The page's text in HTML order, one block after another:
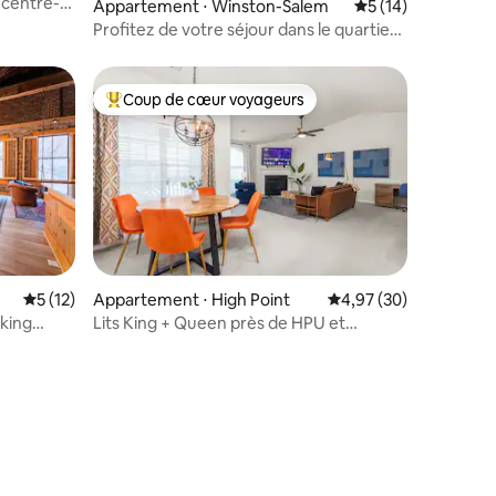
Appartement ⋅ Winston-Salem Évaluation
5 (14)
Profitez de votre séjour dans le quartier
: 4,75 sur 5
appréciés
Évaluation moyenne sur la base de 12 commentaires : 5 sur 5
5 (12)
Coups de cœur voyageurs les plus appréciés
Coup de cœur voyageurs
Appartement ⋅ High Point Évaluation moyenne
4,97 (30)
Lits King + Queen près de HPU et